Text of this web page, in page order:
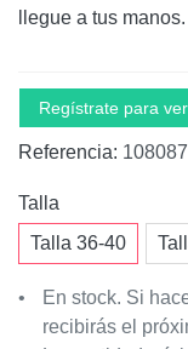
llegue a tus manos.
Regístrate para
Referencia: 108087
Talla
Talla 36-40
En stock. Si
recibirás el